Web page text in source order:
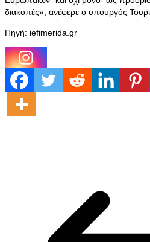
διακοπές», ανέφερε ο υπουργός
Πηγή: iefimerida.gr